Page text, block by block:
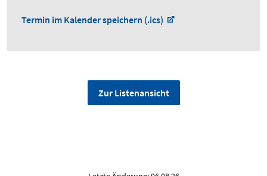
Termin im Kalender speichern (.ics)
Zur Listenansicht